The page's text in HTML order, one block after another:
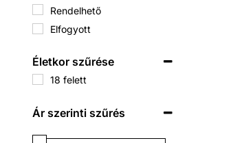
Rendelhető
Elfogyott
Életkor szűrése
18 felett
Ár szerinti szűrés